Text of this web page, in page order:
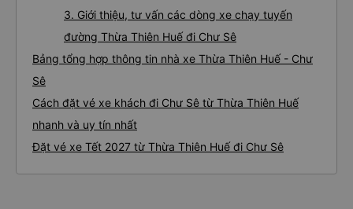
3. Giới thiệu, tư vấn các dòng xe chạy tuyến
đường Thừa Thiên Huế đi Chư Sê
Bảng tổng hợp thông tin nhà xe Thừa Thiên Huế - Chư
Sê
Cách đặt vé xe khách đi Chư Sê từ Thừa Thiên Huế
nhanh và uy tín nhất
Đặt vé xe Tết 2027 từ Thừa Thiên Huế đi Chư Sê